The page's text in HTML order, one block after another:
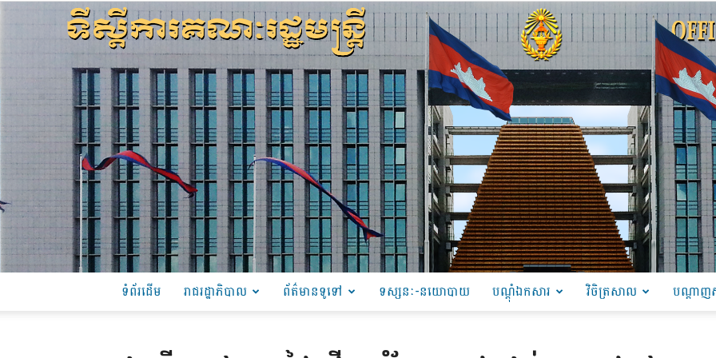
ទំព័រដើម រាជរដ្ឋាភិបាល ព័ត៌មានទូទៅ ទស្សនៈ-នយោបាយ បណ្ដុំឯកសារ វិចិត្រសាល បណ្តាញ